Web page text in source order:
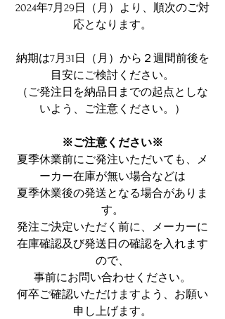
2024年7月29日（月）より、順次のご対
応となります。
納期は7月31日（月）から２週間前後を
目安にご検討ください。
（ ご発注日を納品日までの起点としな
いよう、ご注意ください。
）
※ご注意ください※
夏季休業前にご発注いただいても、メ
ーカー在庫が無い場合などは
夏季休業後の発送となる場合がありま
す。
発注ご決定いただく前に、メーカーに
在庫確認及び発送日の確認を入れます
ので、
事前にお問い合わせください。
何卒ご確認いただけますよう、お願い
申し上げます。